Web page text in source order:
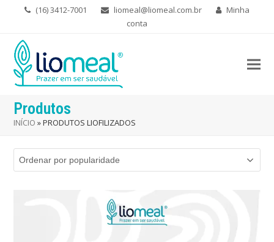
(16) 3412-7001 liomeal@liomeal.com.br
Minha
conta
Produtos
INÍCIO »PRODUTOS LIOFILIZADOS